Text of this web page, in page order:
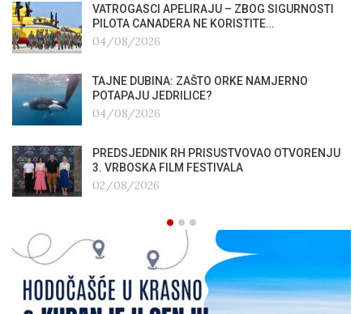
VATROGASCI APELIRAJU – ZBOG SIGURNOSTI
PILOTA CANADERA NE KORISTITE…
04/08/2026
TAJNE DUBINA: ZAŠTO ORKE NAMJERNO
POTAPAJU JEDRILICE?
04/08/2026
PREDSJEDNIK RH PRISUSTVOVAO OTVORENJU
3. VRBOSKA FILM FESTIVALA
02/08/2026